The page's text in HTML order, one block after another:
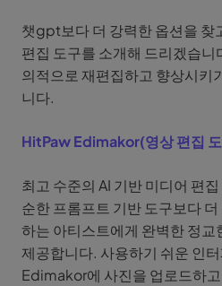
챗gpt보다 더 강력한 옵션을 찾
편집 도구를 소개해 드리겠습
의적으로 재편집하고 향상시키
니다.
HitPaw Edimakor(영상 편집
최고 수준의 AI 기반 미디어 편
순한 프롬프트 기반 도구보다
하는 아티스트에게 완벽한 정교
제공합니다. 사용하기 쉬운 인
Edimakor에 사진을 업로드하